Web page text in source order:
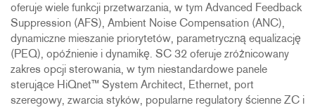
oferuje wiele funkcji przetwarzania, w tym Advanced Feedback
Suppression (AFS), Ambient Noise Compensation (ANC),
dynamiczne mieszanie priorytetów, parametryczną equalizację
(PEQ), opóźnienie i dynamikę. SC 32 oferuje zróżnicowany
zakres opcji sterowania, w tym niestandardowe panele
sterujące HiQnet™ System Architect, Ethernet, port
szeregowy, zwarcia styków, popularne regulatory ścienne ZC i